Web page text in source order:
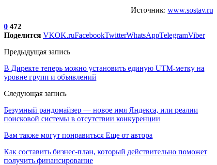
Источник: www.sostav.ru
0 472
Поделится VKOK.ruFacebookTwitterWhatsAppTelegramViber
Предыдущая запись
В Директе теперь можно установить единую UTM-метку на
уровне групп и объявлений
Следующая запись
Безумный рандомайзер — новое имя Яндекса, или реалии
поисковой системы в отсутствии конкуренции
Вам также могут понравиться Еще от автора
Как составить бизнес-план, который действительно поможет
получить финансирование